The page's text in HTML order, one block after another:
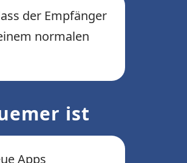
der Empfänger
normalen
ist
Apps